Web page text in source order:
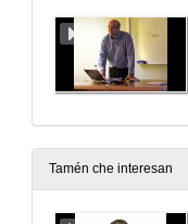
Tamén che interesan